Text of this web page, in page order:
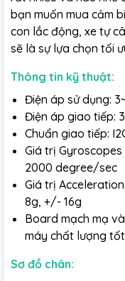
bạn muốn mua cảm
con lắc động, xe tự
sẽ là sự lựa chọn tối
Thông tin kỹ thuật:
Điện áp sử dụng:
Điện áp giao tiếp:
Chuẩn giao tiếp:
Giá trị
2000 degree/sec
Giá trị
8g, +/- 16g
Board mạch mạ
máy chất lượng
Sơ đồ chân: